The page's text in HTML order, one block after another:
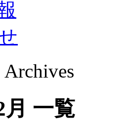
Archives
月 一覧